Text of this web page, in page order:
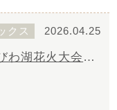
クス 2026.04.25
2026 長浜・北びわ湖花火大会【長浜の陣】